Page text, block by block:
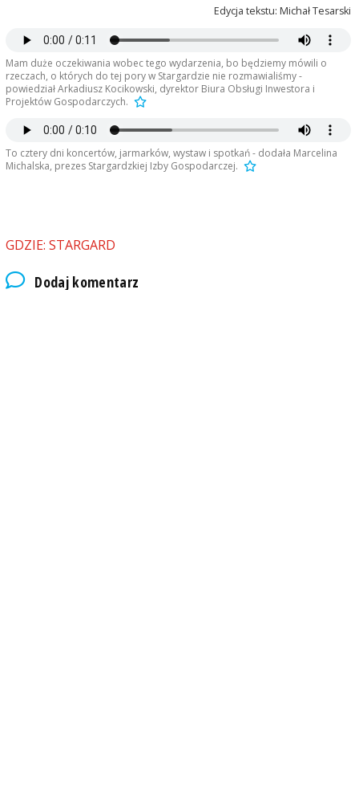
Edycja tekstu: Michał Tesarski
Mam duże oczekiwania wobec tego wydarzenia, bo będziemy mówili o
rzeczach, o których do tej pory w Stargardzie nie rozmawialiśmy -
powiedział Arkadiusz Kocikowski, dyrektor Biura Obsługi Inwestora i
Projektów Gospodarczych.
To cztery dni koncertów, jarmarków, wystaw i spotkań - dodała Marcelina
Michalska, prezes Stargardzkiej Izby Gospodarczej.
GDZIE: STARGARD
Dodaj komentarz